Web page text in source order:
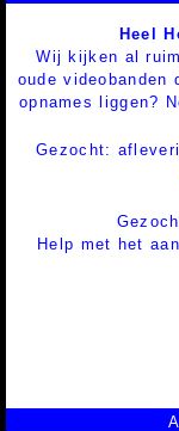
Heel
Wij kijken al
oude videobanden
opnames liggen?
Gezocht:
Help met het